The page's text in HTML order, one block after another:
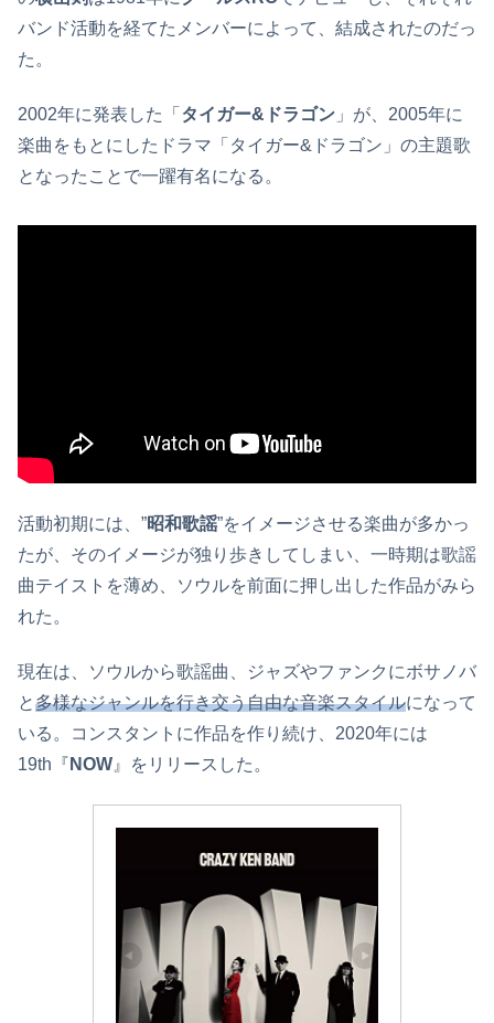
バンド活動を経てたメンバーによって、結成されたのだっ
た。
2002年に発表した「 タイガー&ドラゴン 」が、2005年に
楽曲をもとにしたドラマ「タイガー&ドラゴン」の主題歌
となったことで一躍有名になる。
活動初期には、”昭和歌謡”をイメージさせる楽曲が多かっ
たが、そのイメージが独り歩きしてしまい、一時期は歌謡
曲テイストを薄め、ソウルを前面に押し出した作品がみら
れた。
現在は、ソウルから歌謡曲、ジャズやファンクにボサノバ
と多様なジャンルを行き交う自由な音楽スタイルになって
いる。コンスタントに作品を作り続け、2020年には
19th『 NOW 』をリリースした。